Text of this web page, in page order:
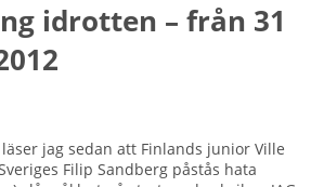
idrotten – från 31
jag sedan att Finlands junior Ville
Filip Sandberg påstås hata